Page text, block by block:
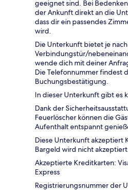
geeignet sind. Bei
der Ankunft direkt an die
dass dir ein passendes
wird.
Die Unterkunft bietet je
Verbindungstür/
wende dich mit deiner
Die Telefonnummer findest
Buchungsbestätigung.
In dieser Unterkunft gibt es
Dank der
Feuerlöscher können die
Aufenthalt entspannt
Diese Unterkunft akzeptiert
Bargeld wird nicht
Akzeptierte Kreditkarten:
Express
Registrierungsnummer der